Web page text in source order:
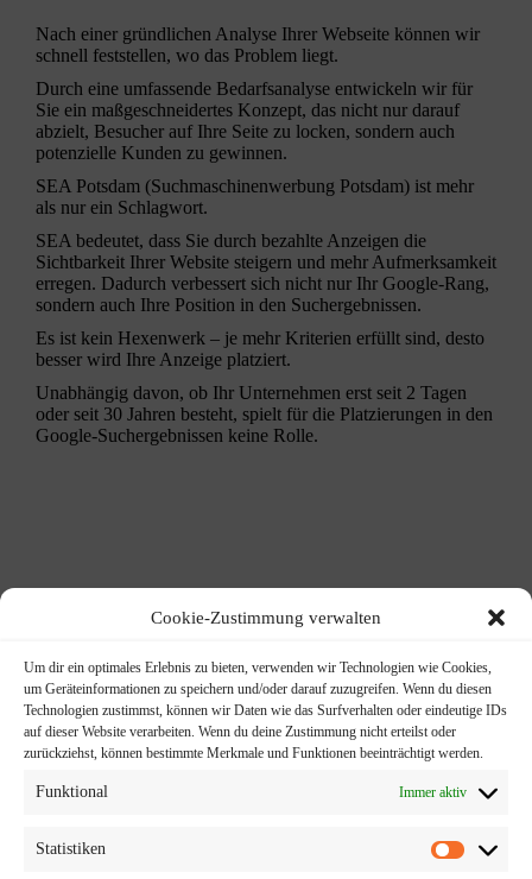
Cookie-Zustimmung verwalten
Um dir ein optimales Erlebnis zu bieten, verwenden wir Technologien wie Cookies,
um Geräteinformationen zu speichern und/oder darauf zuzugreifen. Wenn du diesen
Technologien zustimmst, können wir Daten wie das Surfverhalten oder eindeutige IDs
auf dieser Website verarbeiten. Wenn du deine Zustimmung nicht erteilst oder
zurückziehst, können bestimmte Merkmale und Funktionen beeinträchtigt werden.
Funktional Immer aktiv
Statistiken
Nach einer gründlichen Analyse Ihrer Webseite können wir
schnell feststellen, wo das Problem liegt.
Durch eine umfassende Bedarfsanalyse entwickeln wir für
Sie ein maßgeschneidertes Konzept, das nicht nur darauf
abzielt, Besucher auf Ihre Seite zu locken, sondern auch
potenzielle Kunden zu gewinnen.
SEA Potsdam (Suchmaschinenwerbung Potsdam) ist mehr
als nur ein Schlagwort.
SEA bedeutet, dass Sie durch bezahlte Anzeigen die
Sichtbarkeit Ihrer Website steigern und mehr Aufmerksamkeit
erregen. Dadurch verbessert sich nicht nur Ihr Google-Rang,
sondern auch Ihre Position in den Suchergebnissen.
Es ist kein Hexenwerk – je mehr Kriterien erfüllt sind, desto
besser wird Ihre Anzeige platziert.
Unabhängig davon, ob Ihr Unternehmen erst seit 2 Tagen
oder seit 30 Jahren besteht, spielt für die Platzierungen in den
Google-Suchergebnissen keine Rolle.